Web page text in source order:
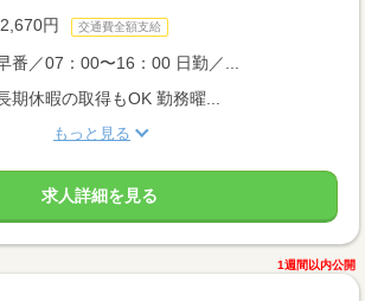
円 交通費全額支給
番／07：00〜16：00 日勤／...
休暇の取得もOK 勤務曜...
もっと見る
求人詳細を見る
1週間以内公開